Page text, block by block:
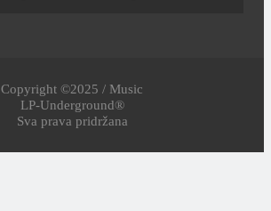
Copyright ©2025 / Music
LP-Underground®
Sva prava pridržana